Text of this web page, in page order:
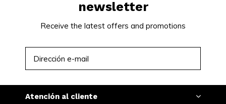
newsletter
Receive the latest offers and promotions
Atención al cliente